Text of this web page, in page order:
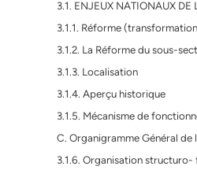
3.1. ENJEUX NATIONAUX DE
3.1.1. Réforme
3.1.2. La Réforme du sous-
3.1.3. Localisation
3.1.4. Aperçu historique
3.1.5. Mécanisme de
C. Organigramme Général de
3.1.6. Organisation